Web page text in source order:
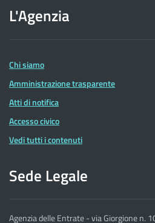
dell'Agenzia
delle
Entrate
L'Agenzia
Chi siamo
Amministrazione trasparente
Atti di notifica
Accesso civico
Vedi tutti i contenuti
Sede Legale
Agenzia delle Entrate - via Giorgione n.